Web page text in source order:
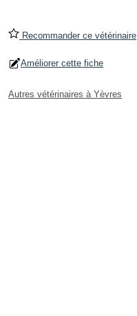
Recommander ce vétérinaire
Améliorer cette fiche
Autres vétérinaires à Yèvres